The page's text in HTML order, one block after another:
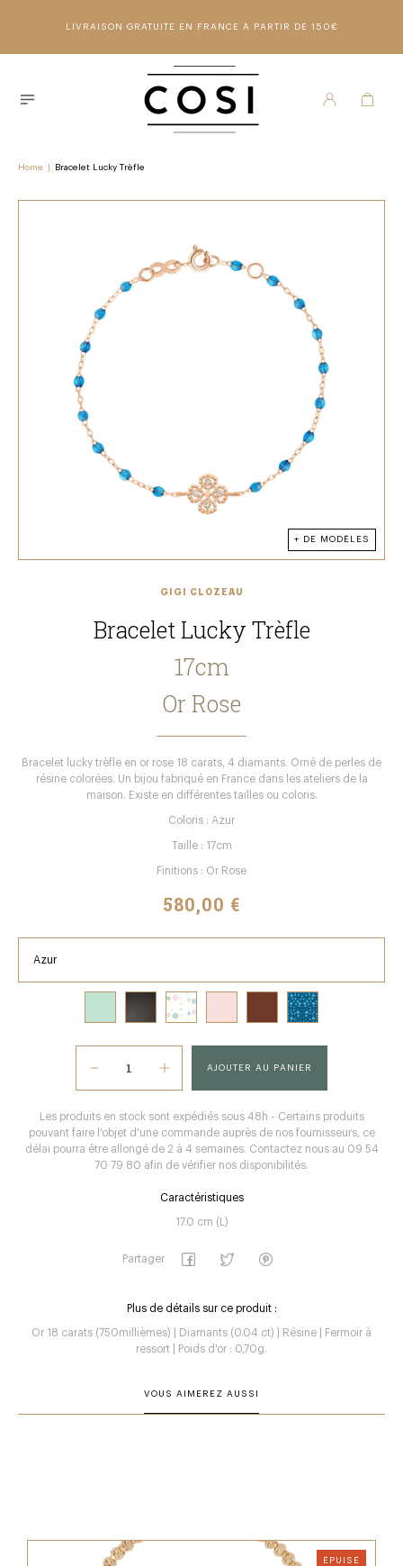
LIVRAISON GRATUITE EN FRANCE À PARTIR DE 150€
Home Bracelet Lucky Trèfle
+ DE MODÈLES
GIGI CLOZEAU
Bracelet Lucky Trèfle
17cm
Or Rose
Bracelet lucky trèfle en or rose 18 carats, 4 diamants. Orné de perles de
résine colorées. Un bijou fabriqué en France dans les ateliers de la
maison. Existe en différentes tailles ou coloris.
Coloris : Azur
Taille : 17cm
Finitions : Or Rose
580,00 €
Azur
AJOUTER AU PANIER
Les produits en stock sont expédiés sous 48h - Certains produits
pouvant faire l'objet d'une commande auprès de nos fournisseurs, ce
délai pourra être allongé de 2 à 4 semaines. Contactez nous au 09 54
70 79 80 afin de vérifier nos disponibilités.
Caractéristiques
17.0 cm (L)
Partager
Plus de détails sur ce produit :
Or 18 carats (750millièmes) | Diamants (0.04 ct) | Résine | Fermoir à
ressort | Poids d'or : 0,70g.
VOUS AIMEREZ AUSSI
ÉPUISÉ